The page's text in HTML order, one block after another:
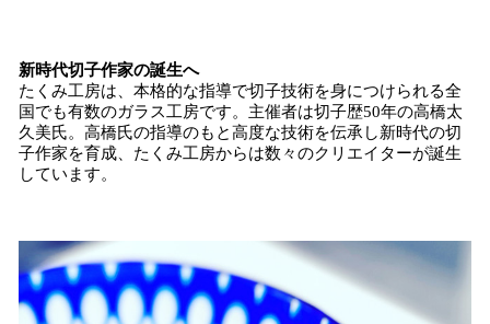
新時代切子作家の誕生へ
たくみ工房は、本格的な指導で切子技術を身につけられる全
国でも有数のガラス工房です。主催者は切子歴50年の高橋太
久美氏。高橋氏の指導のもと高度な技術を伝承し新時代の切
子作家を育成、たくみ工房からは数々のクリエイターが誕生
しています。